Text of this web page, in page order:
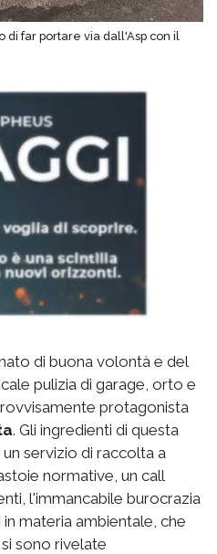
di far portare via dall'Asp con il
di buona volontà e del
pulizia di garage, orto e
protagonista
. Gli ingredienti di questa
servizio di raccolta a
normative, un call
l'immancabile burocrazia
materia ambientale, che
sono rivelate